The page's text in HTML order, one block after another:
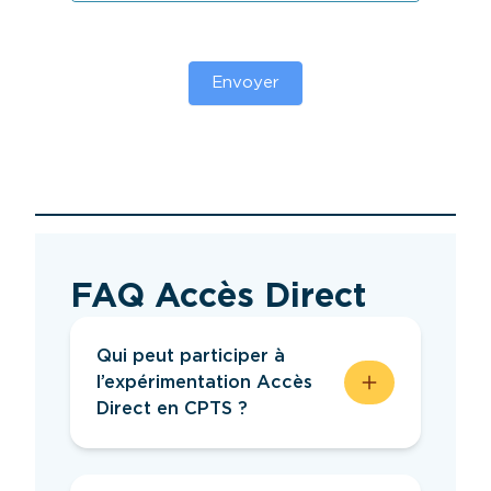
Envoyer
FAQ Accès Direct
Qui peut participer à
l’expérimentation Accès
Direct en CPTS ?